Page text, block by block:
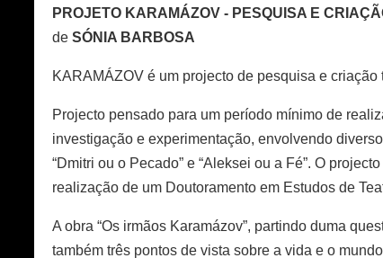
PROJETO KARAMÁZOV - PESQUISA E
de SÓNIA BARBOSA
KARAMÁZOV é um projecto de pesquisa e
Projecto pensado para um período mínimo de
investigação e experimentação, envolvendo
“Dmitri ou o Pecado” e “Aleksei ou a Fé”. O
realização de um Doutoramento em Estudos de
A obra “Os irmãos Karamázov”, partindo duma
também três pontos de vista sobre a vida e o